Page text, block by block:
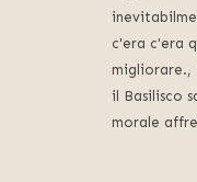
c'era c'era
migliorare.,
il Basilisco
morale